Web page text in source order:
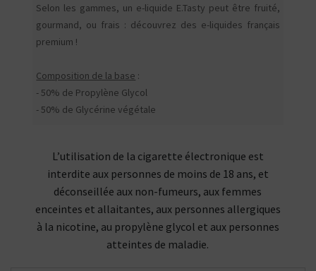
Selon les gammes, un e-liquide E.Tasty peut être fruité,
gourmand, ou frais : découvrez des e-liquides français
premium !
Composition de la base :
- 50% de Propylène Glycol
- 50% de Glycérine végétale
L’utilisation de la cigarette électronique est
interdite aux personnes de moins de 18 ans, et
déconseillée aux non-fumeurs, aux femmes
enceintes et allaitantes, aux personnes allergiques
à la nicotine, au propylène glycol et aux personnes
atteintes de maladie.